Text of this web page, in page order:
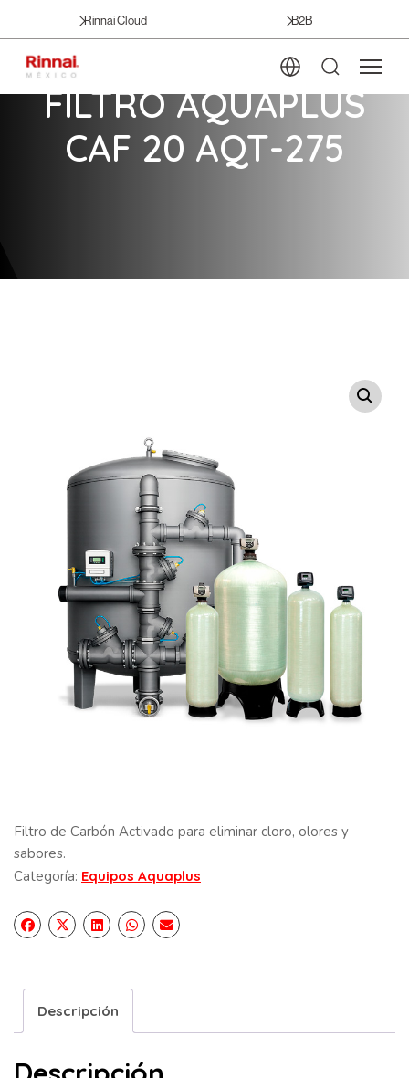
Rinnai Cloud B2B
FILTRO AQUAPLUS
CAF 20 AQT-275
Filtro de Carbón Activado para eliminar cloro, olores y
sabores.
Categoría: Equipos Aquaplus
Descripción